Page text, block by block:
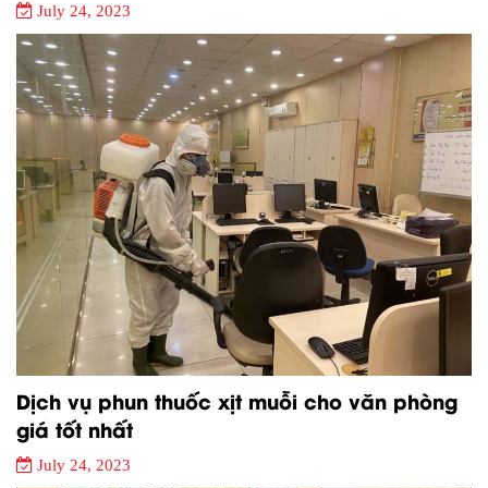
July 24, 2023
Dịch vụ phun thuốc xịt muỗi cho văn phòng
giá tốt nhất
July 24, 2023